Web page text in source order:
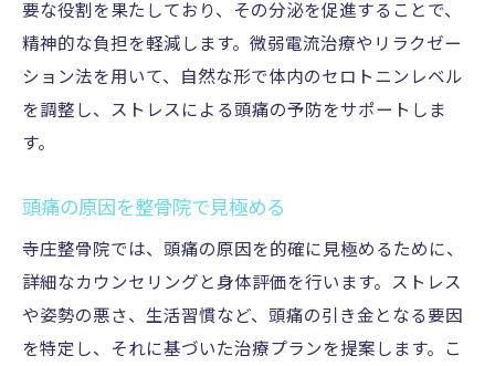
整骨院の施術で生活の質を向上
整骨院での施術内容とその効果
慢性的な頭痛に効く整骨院の新治療
筋緊張を整骨院で効果的に改善
整骨院での治療効果を最大化する方法
要な役割を果たしており、その分泌を促進することで、
精神的な負担を軽減します。微弱電流治療やリラクゼー
ション法を用いて、自然な形で体内のセロトニンレベル
を調整し、ストレスによる頭痛の予防をサポートしま
す。
頭痛の原因を整骨院で見極める
寺庄整骨院では、頭痛の原因を的確に見極めるために、
詳細なカウンセリングと身体評価を行います。ストレス
や姿勢の悪さ、生活習慣など、頭痛の引き金となる要因
を特定し、それに基づいた治療プランを提案します。こ